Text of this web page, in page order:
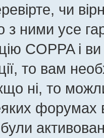
чи
з ними усе
COPPA і
то вам
ні, то
форумах
були